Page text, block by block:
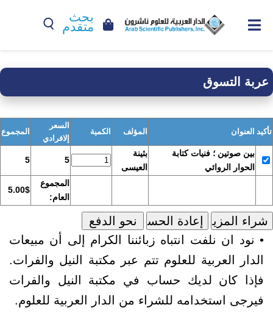
بحث
متقدم
عربة التسوق
تأكيد العنوان المؤلف الكمية
السعر
إلافرادي
المجموع
بين صوتين ؛ فنيات كتابة
الحوار الروائي
بثينة
العيسى
5
5
المجموع
العام:
5.00$
• نود ان نلفت انتباه زبائننا الكرام إلى أن مبيعات
الدار العربية للعلوم تتم عبر مكتبة النيل والفرات.
فإذا كان لديك حساب في مكتبة النيل والفرات
فيرجى استخدامه للشراء من الدار العربية للعلوم.